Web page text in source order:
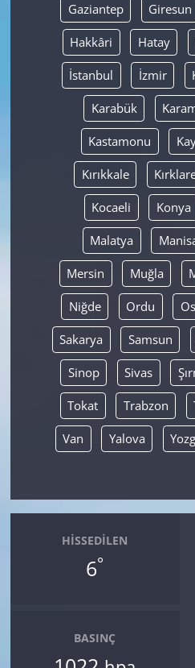
Gaziantep Giresun
Hakkâri Hatay
İstanbul İzmir
Karabük
Kastamonu
Kırıkkale
Kocaeli Konya
Malatya
Mersin Muğla
Niğde Ordu
Sakarya Samsun
Sinop Sivas
Tokat Trabzon
Van Yalova
HISSEDILEN
6°
BASINÇ